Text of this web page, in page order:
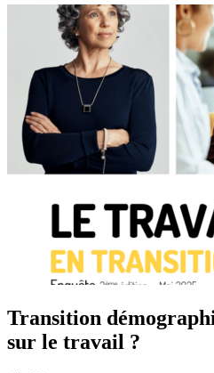
Transition
sur le travail ?